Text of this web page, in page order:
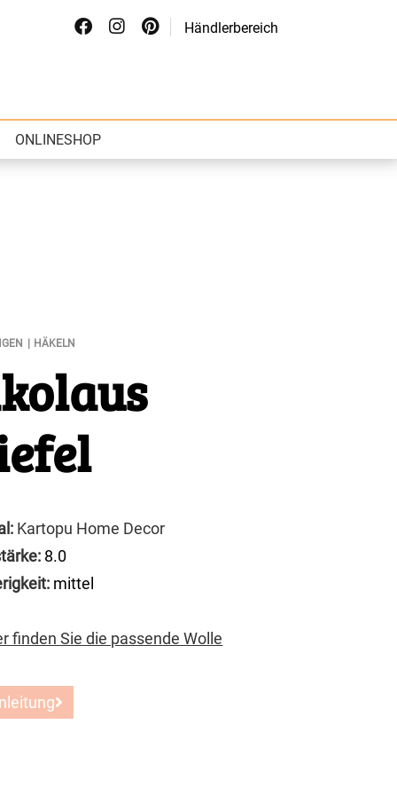
Händlerbereich
ONLINESHOP
HÄKELN
Kartopu Home Decor
8.0
mittel
finden Sie die passende Wolle